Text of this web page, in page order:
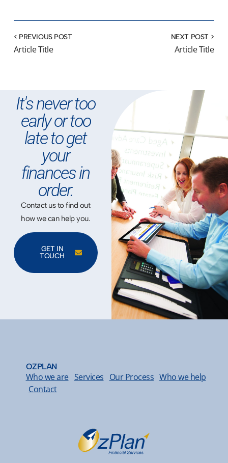
< PREVIOUS POST
Article Title
NEXT POST >
Article Title
It's never too
early or too
late to get
your
finances in
order.
Contact us to find out
how we can help you.
GET IN
TOUCH
OZPLAN
Who we are Services Our Process Who we help
Contact